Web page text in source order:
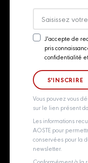
Actualités
Groupe Aoste
Newsletter
Consent
J'accepte de
pris
confidentialité
Vous pouvez vous
sur le lien présent
Les informations
AOSTE pour
conservées pour la
newsletter.
Conformément à la